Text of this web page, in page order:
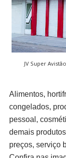
JV Super
Alimentos,
congelados,
pessoal,
demais
preços, serviço